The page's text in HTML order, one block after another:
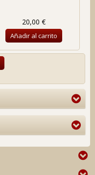
20,00 €
Añadir al carrito